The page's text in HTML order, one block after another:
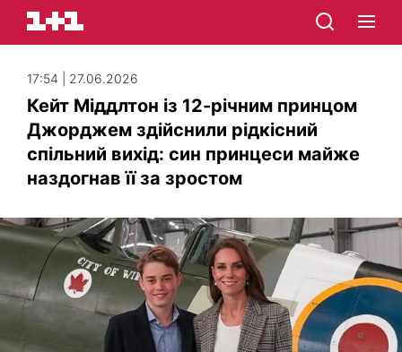
17:54 | 27.06.2026
Кейт Міддлтон із 12-річним принцом
Джорджем здійснили рідкісний
спільний вихід: син принцеси майже
наздогнав її за зростом